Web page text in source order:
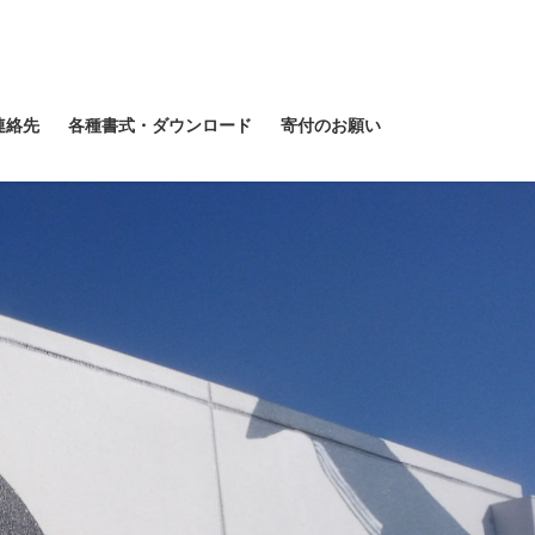
絡先 各種書式・ダウンロード 寄付のお願い